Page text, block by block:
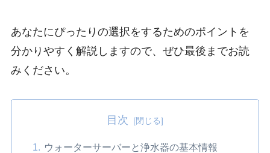
あなたにぴったりの選択をするためのポイントを
分かりやすく解説しますので、ぜひ最後までお読
みください。
目次
ウォーターサーバーと浄水器の基本情報